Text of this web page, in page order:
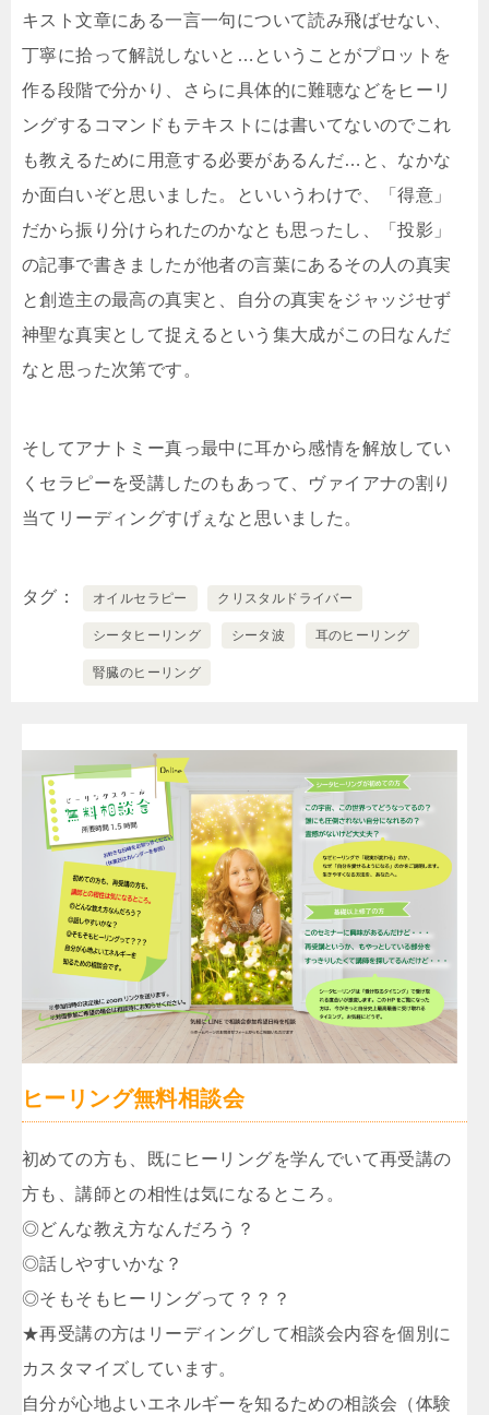
キスト文章にある一言一句について読み飛ばせない、
丁寧に拾って解説しないと…ということがプロットを
作る段階で分かり、さらに具体的に難聴などをヒーリ
ングするコマンドもテキストには書いてないのでこれ
も教えるために用意する必要があるんだ…と、なかな
か面白いぞと思いました。といいうわけで、「得意」
だから振り分けられたのかなとも思ったし、「投影」
の記事で書きましたが他者の言葉にあるその人の真実
と創造主の最高の真実と、自分の真実をジャッジせず
神聖な真実として捉えるという集大成がこの日なんだ
なと思った次第です。
そしてアナトミー真っ最中に耳から感情を解放してい
くセラピーを受講したのもあって、ヴァイアナの割り
当てリーディングすげぇなと思いました。
タグ オイルセラピー クリスタルドライバー
シータヒーリング シータ波 耳のヒーリング
腎臓のヒーリング
ヒーリング無料相談会
初めての方も、既にヒーリングを学んでいて再受講の
方も、講師との相性は気になるところ。
◎どんな教え方なんだろう？
◎話しやすいかな？
◎そもそもヒーリングって？？？
★再受講の方はリーディングして相談会内容を個別に
カスタマイズしています。
自分が心地よいエネルギーを知るための相談会（体験